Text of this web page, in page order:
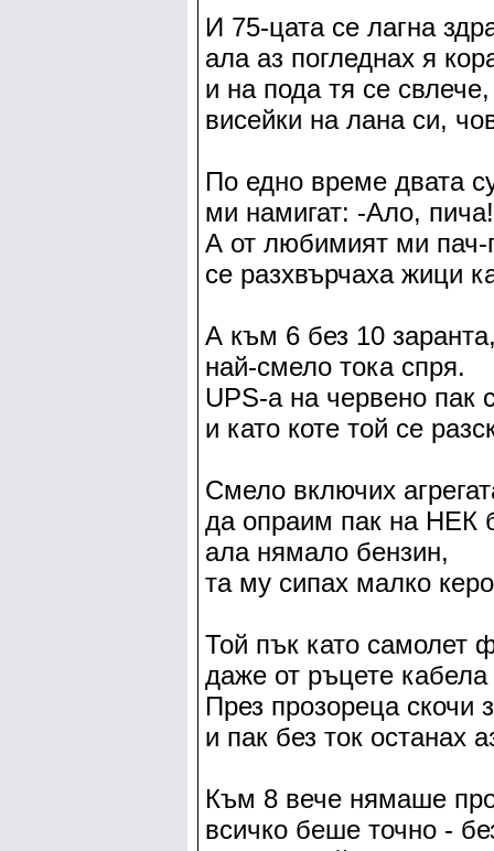
И 75-цата се лагна
ала аз погледнах я
и на пода тя се свлече,
висейки на лана си,
По едно време двата
ми намигат: -Ало, пича!
А от любимият ми пач-
се разхвърчаха жици
А към 6 без 10
най-смело тока спря.
UPS-а на червено пак
и като коте той се
Смело включих
да опраим пак на НЕК
ала нямало бензин,
та му сипах малко
Той пък като самолет
даже от ръцете
През прозореца скочи
и пак без ток останах
Към 8 вече нямаше
всичко беше точно -